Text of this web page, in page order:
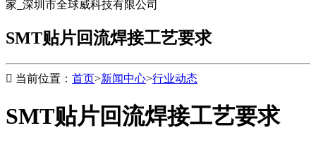
SMT贴片回流焊接工艺要求
 当前位置： 首页>新闻中心>行业动态
SMT贴片回流焊接工艺要求